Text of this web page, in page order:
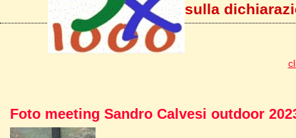
sulla
Foto meeting Sandro Calvesi outdoor